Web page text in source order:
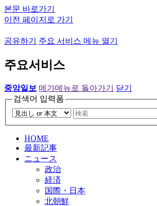
본문 바로가기
이전 페이지로 가기
공유하기 주요 서비스 메뉴 열기
주요서비스
중앙일보 메가메뉴로 돌아가기
닫기
검색어 입력폼
HOME
最新記事
ニュース
政治
経済
国際・日本
北朝鮮